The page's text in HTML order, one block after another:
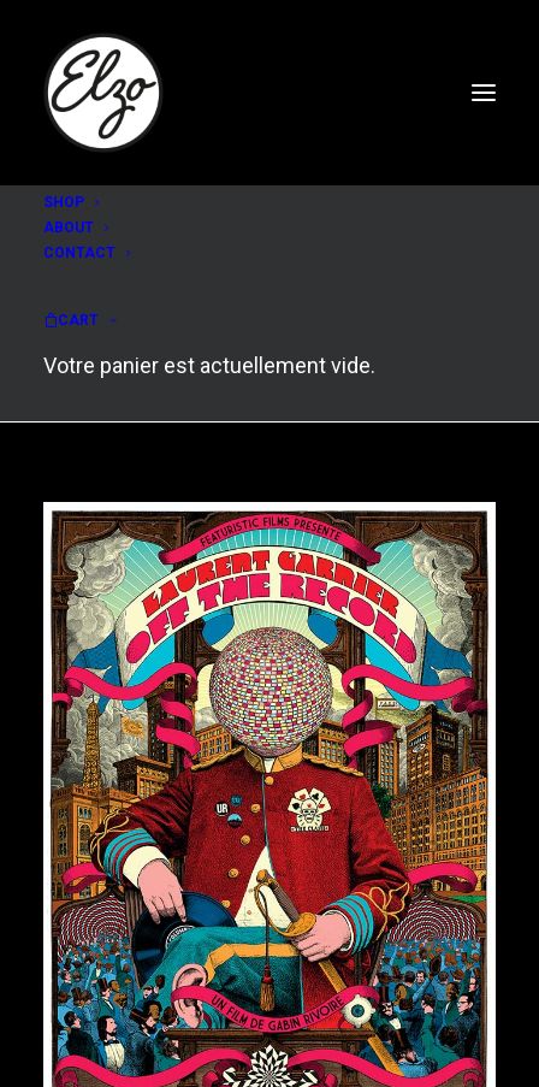
SHOP
ABOUT
CONTACT
CART
Votre panier est actuellement vide.
Laurent Garnier - off
the record